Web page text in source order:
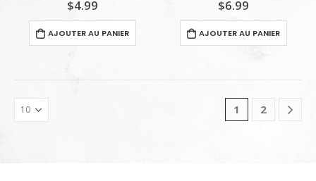
$4.99
AJOUTER AU PANIER
$6.99
AJOUTER AU PANIER
1 2